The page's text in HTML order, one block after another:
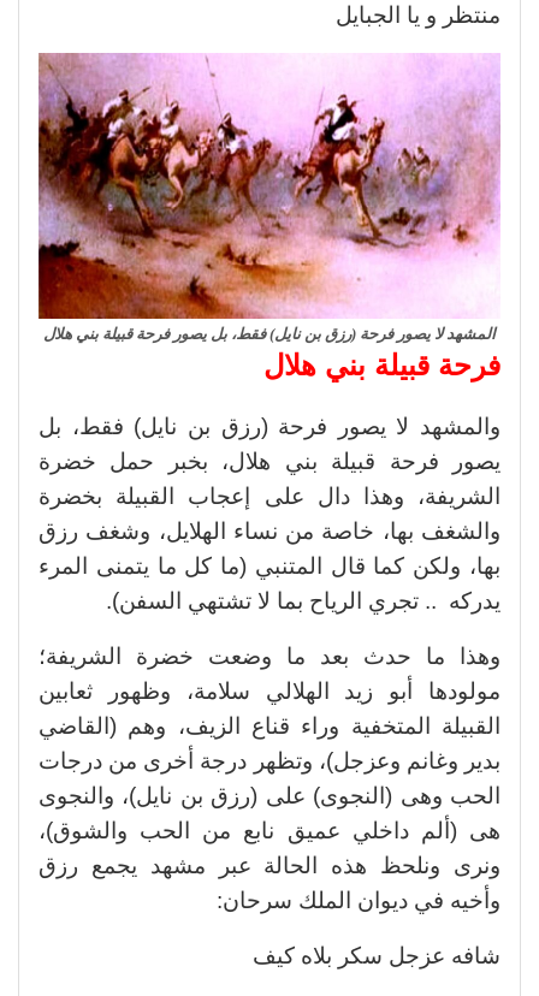
منتظر و يا الجبايل
المشهد لا يصور فرحة (رزق بن نايل) فقط، بل يصور فرحة قبيلة بني هلال
فرحة قبيلة بني هلال
والمشهد لا يصور فرحة (رزق بن نايل) فقط، بل
يصور فرحة قبيلة بني هلال، بخبر حمل خضرة
الشريفة، وهذا دال على إعجاب القبيلة بخضرة
والشغف بها، خاصة من نساء الهلايل، وشغف رزق
بها، ولكن كما قال المتنبي (ما كل ما يتمنى المرء
يدركه .. تجري الرياح بما لا تشتهي السفن).
وهذا ما حدث بعد ما وضعت خضرة الشريفة؛
مولودها أبو زيد الهلالي سلامة، وظهور ثعابين
القبيلة المتخفية وراء قناع الزيف، وهم (القاضي
بدير وغانم وعزجل)، وتظهر درجة أخرى من درجات
الحب وهى (النجوى) على (رزق بن نايل)، والنجوى
هى (ألم داخلي عميق نابع من الحب والشوق)،
ونرى ونلحظ هذه الحالة عبر مشهد يجمع رزق
وأخيه في ديوان الملك سرحان:
شافه عزجل سكر بلاه كيف